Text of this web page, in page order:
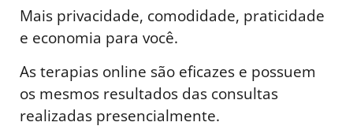
Mais privacidade, comodidade, praticidade
e economia para você.
As terapias online são eficazes e possuem
os mesmos resultados das consultas
realizadas presencialmente.